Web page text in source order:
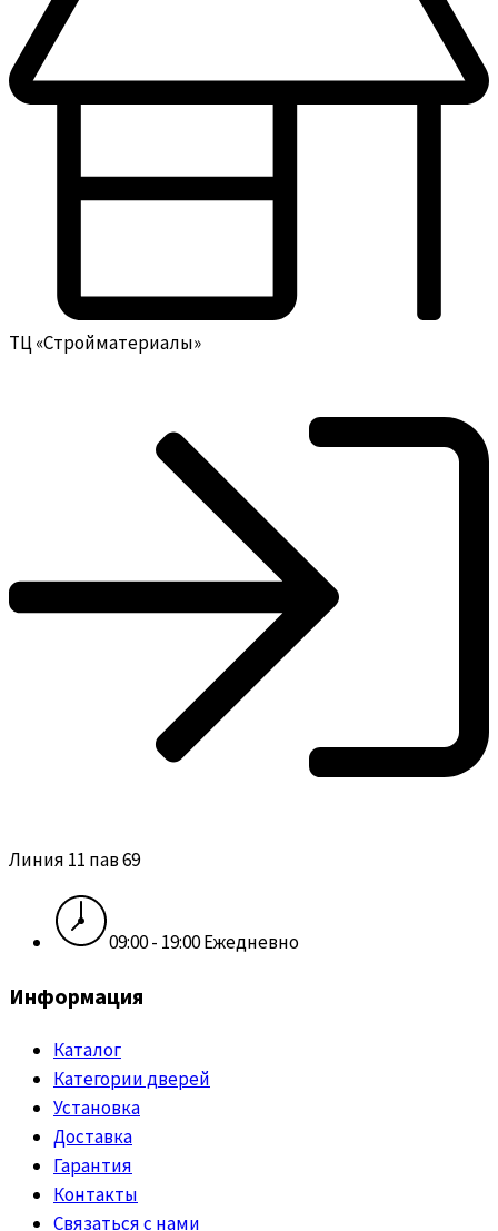
ТЦ «Стройматериалы»
Линия 11 пав 69
09:00 - 19:00 Ежедневно
Информация
Каталог
Категории дверей
Установка
Доставка
Гарантия
Контакты
Связаться с нами